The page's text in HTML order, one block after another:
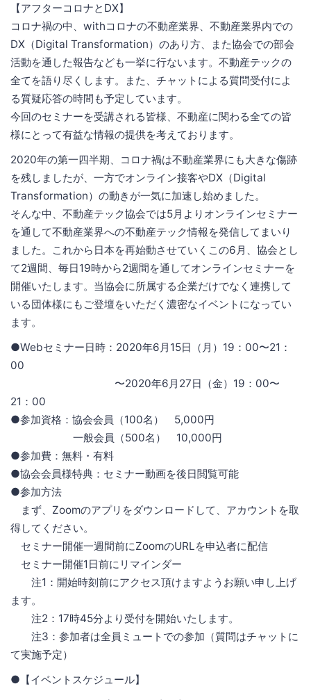
【アフターコロナとDX】
コロナ禍の中、withコロナの不動産業界、不動産業界内での
DX（Digital Transformation）のあり方、また協会での部会
活動を通した報告なども一挙に行ないます。不動産テックの
全てを語り尽くします。また、チャットによる質問受付によ
る質疑応答の時間も予定しています。
今回のセミナーを受講される皆様、不動産に関わる全ての皆
様にとって有益な情報の提供を考えております。
2020年の第一四半期、コロナ禍は不動産業界にも大きな傷跡
を残しましたが、一方でオンライン接客やDX（Digital
Transformation）の動きが一気に加速し始めました。
そんな中、不動産テック協会では5月よりオンラインセミナー
を通して不動産業界への不動産テック情報を発信してまいり
ました。これから日本を再始動させていくこの6月、協会とし
て2週間、毎日19時から2週間を通してオンラインセミナーを
開催いたします。当協会に所属する企業だけでなく連携して
いる団体様にもご登壇をいただく濃密なイベントになってい
ます。
●Webセミナー日時：2020年6月15日（月）19：00〜21：
00
〜2020年6月27日（金）19：00〜
21：00
●参加資格：協会会員（100名） 5,000円
一般会員（500名） 10,000円
●参加費：無料・有料
●協会会員様特典：セミナー動画を後日閲覧可能
●参加方法
まず、Zoomのアプリをダウンロードして、アカウントを取
得してください。
セミナー開催一週間前にZoomのURLを申込者に配信
セミナー開催1日前にリマインダー
注1：開始時刻前にアクセス頂けますようお願い申し上げ
ます。
注2：17時45分より受付を開始いたします。
注3：参加者は全員ミュートでの参加（質問はチャットに
て実施予定）
●【イベントスケジュール】